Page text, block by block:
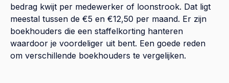
bedrag kwijt per medewerker of loonstrook. Dat ligt
meestal tussen de €5 en €12,50 per maand. Er zijn
boekhouders die een staffelkorting hanteren
waardoor je voordeliger uit bent. Een goede reden
om verschillende boekhouders te vergelijken.